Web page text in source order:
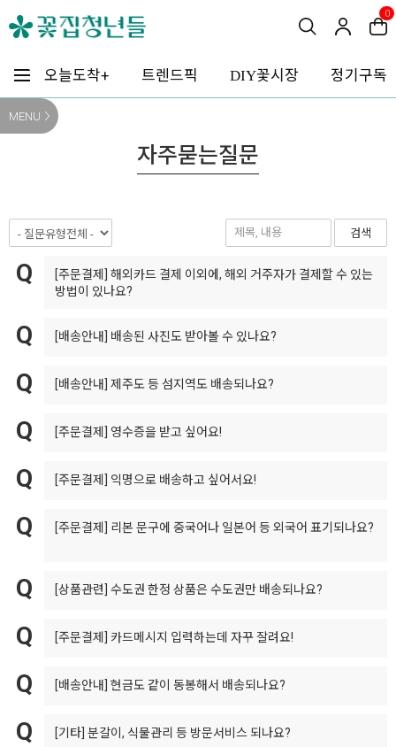
0
오늘도착+ 트렌드픽 DIY꽃시장 정기구독
MENU
자주묻는질문
검색
[주문결제]
해외카드 결제 이외에, 해외 거주자가 결제할 수 있는
방법이 있나요?
[배송안내] 배송된 사진도 받아볼 수 있나요?
[배송안내] 제주도 등 섬지역도 배송되나요?
[주문결제] 영수증을 받고 싶어요!
[주문결제] 익명으로 배송하고 싶어서요!
[주문결제] 리본 문구에 중국어나 일본어 등 외국어 표기되나요?
[상품관련] 수도권 한정 상품은 수도권만 배송되나요?
[주문결제] 카드메시지 입력하는데 자꾸 잘려요!
[배송안내] 현금도 같이 동봉해서 배송되나요?
[기타] 분갈이, 식물관리 등 방문서비스 되나요?